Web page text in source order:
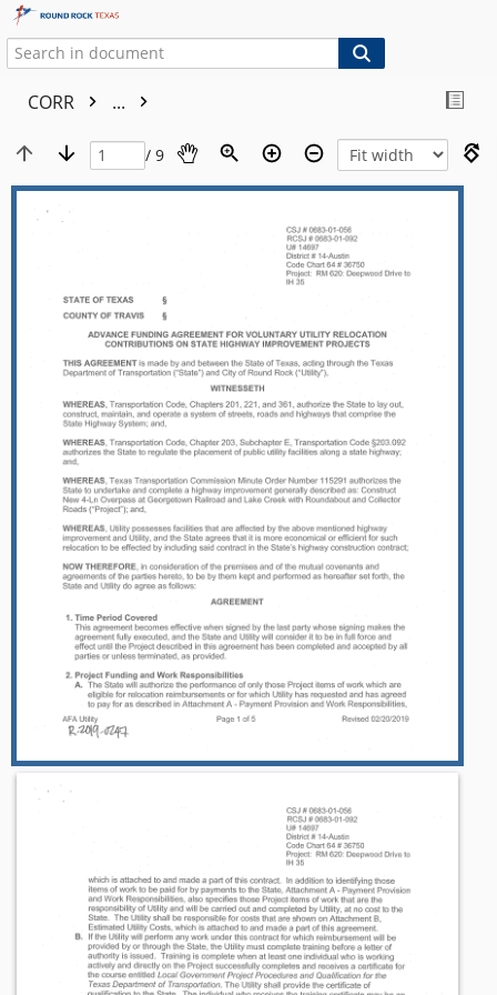
CORR ...
/ 9